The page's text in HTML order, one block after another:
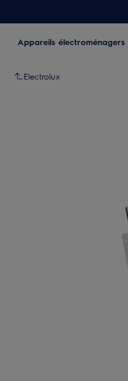
Appareils électroménagers
Electrolux